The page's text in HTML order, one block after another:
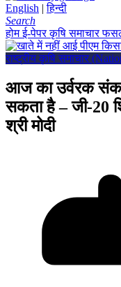
English | हिन्दी
Search
होमई-पेपरकृषि समाचार
राष्ट्रीय कृषि समाचार
आज का उर्वरक
सकता है – जी-20
श्री मोदी